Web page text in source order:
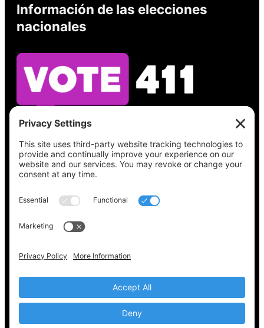
Información de las elecciones
nacionales
Vea lo que hay en su boleta, encuentre su
lugar de votación, verifique el estado de su
registro y obtenga toda la información
electoral que necesita enVote411.org.
Por favor no utilice:
Derechos de autor © 2022-2024 Coalición de
acceso al voto para todos